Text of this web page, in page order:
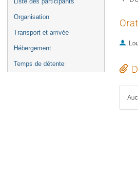
Organisation
Transport et arrivée
Hébergement
Temps de détente